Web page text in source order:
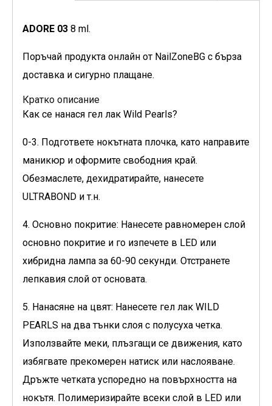
ADORE 03 8 ml.
Поръчай продукта онлайн от NailZoneBG с бърза
доставка и сигурно плащане.
Кратко описание
Как се нанася гел лак Wild Pearls?
0-3. Подгответе нокътната плочка, като направите
маникюр и оформите свободния край.
Обезмаслете, дехидратирайте, нанесете
ULTRABOND и т.н.
4. Основно покритие: Нанесете равномерен слой
основно покритие и го изпечете в LED или
хибридна лампа за 60-90 секунди. Отстранете
лепкавия слой от основата.
5. Нанасяне на цвят: Нанесете гел лак WILD
PEARLS на два тънки слоя с полусуха четка.
Използвайте меки, плъзгащи се движения, като
избягвате прекомерен натиск или наслояване.
Дръжте четката успоредно на повърхността на
нокътя. Полимеризирайте всеки слой в LED или